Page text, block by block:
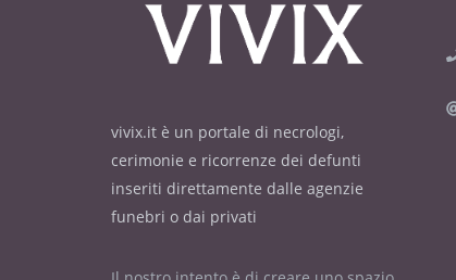
vivix.it è un portale di necrologi,
cerimonie e ricorrenze dei defunti
inseriti direttamente dalle agenzie
funebri o dai privati